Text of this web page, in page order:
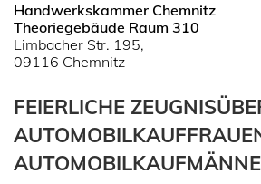
Handwerkskammer Chemnitz
Theoriegebäude Raum 310
Limbacher Str. 195,
09116 Chemnitz
FEIERLICHE